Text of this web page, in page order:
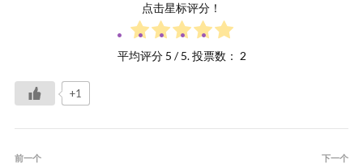
点击星标评分！
平均评分 5 / 5. 投票数： 2
+1
前一个 下一个